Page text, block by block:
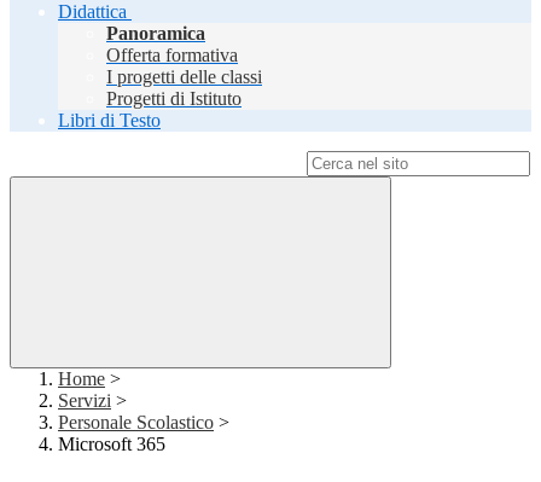
Didattica
Panoramica
Offerta formativa
I progetti delle classi
Progetti di Istituto
Libri di Testo
Home >
Servizi >
Personale Scolastico >
Microsoft 365